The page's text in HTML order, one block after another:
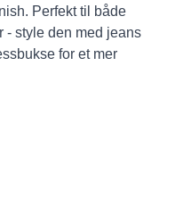
Perfekt til både
- style den med jeans
for et mer